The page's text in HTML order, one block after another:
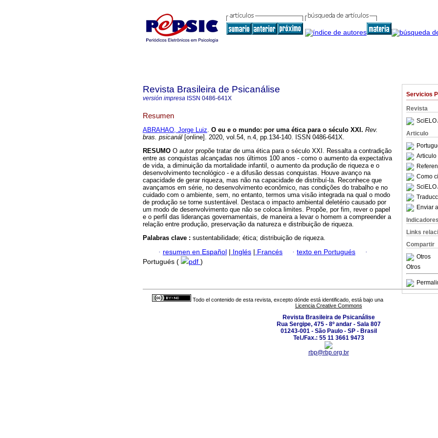
Servicios
Revista
SciELO
Articulo
Articulo
Como
SciELO
Enviar
Indicadores
Links
Compartir
Otros
Otros
Revista Brasileira de Psicanálise
versión impresa ISSN 0486-641X
Resumen
ABRAHAO, Jorge Luiz. O eu e o mundo: por uma ética para o século XXI . Rev.
bras. psicanál [online]. 2020, vol.54, n.4, pp.134-140. ISSN 0486-641X.
RESUMO O autor propõe tratar de uma ética para o século XXI. Ressalta a contradição
entre as conquistas alcançadas nos últimos 100 anos - como o aumento da expectativa
de vida, a diminuição da mortalidade infantil, o aumento da produção de riqueza e o
desenvolvimento tecnológico - e a difusão dessas conquistas. Houve avanço na
capacidade de gerar riqueza, mas não na capacidade de distribuí-la. Reconhece que
avançamos em série, no desenvolvimento econômico, nas condições do trabalho e no
cuidado com o ambiente, sem, no entanto, termos uma visão integrada na qual o modo
de produção se torne sustentável. Destaca o impacto ambiental deletério causado por
um modo de desenvolvimento que não se coloca limites. Propõe, por fim, rever o papel
e o perfil das lideranças governamentais, de maneira a levar o homem a compreender a
relação entre produção, preservação da natureza e distribuição de riqueza.
Palabras clave : sustentabilidade; ética; distribuição de riqueza.
· resumen en Español | Inglés | Francés · texto en Portugués
·
Portugués (
pdf )
Todo el contenido de esta revista, excepto dónde está identificado, está bajo una
Licencia Creative Commons
Revista Brasileira de Psicanálise
Rua Sergipe, 475 - 8º andar - Sala 807
01243-001 - São Paulo - SP - Brasil
Tel./Fax.: 55 11 3661 9473
rbp@rbp.org.br